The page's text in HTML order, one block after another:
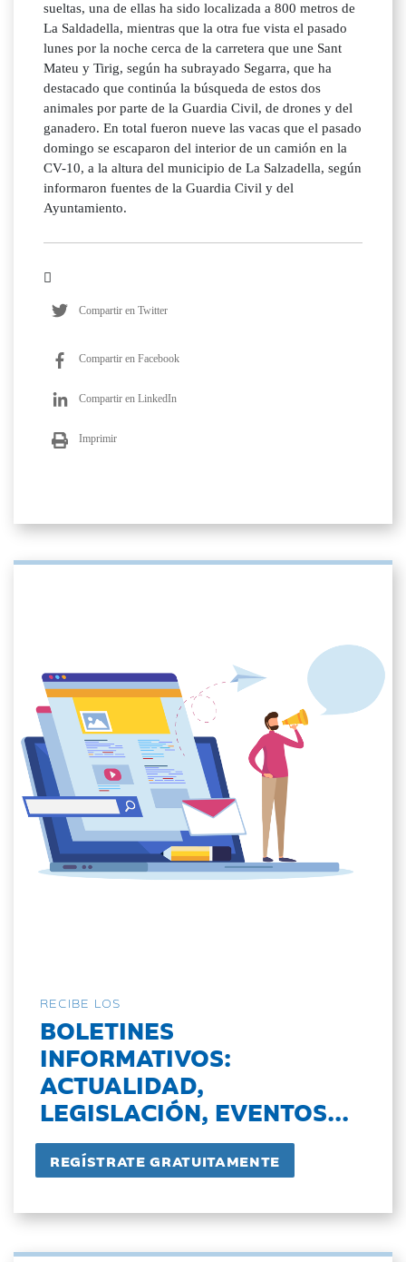
sueltas, una de ellas ha sido localizada a 800 metros de
La Saldadella, mientras que la otra fue vista el pasado
lunes por la noche cerca de la carretera que une Sant
Mateu y Tirig, según ha subrayado Segarra, que ha
destacado que continúa la búsqueda de estos dos
animales por parte de la Guardia Civil, de drones y del
ganadero. En total fueron nueve las vacas que el pasado
domingo se escaparon del interior de un camión en la
CV-10, a la altura del municipio de La Salzadella, según
informaron fuentes de la Guardia Civil y del
Ayuntamiento.
Compartir en Twitter
Compartir en Facebook
Compartir en LinkedIn
Imprimir
RECIBE LOS
BOLETINES
INFORMATIVOS:
ACTUALIDAD,
LEGISLACIÓN, EVENTOS...